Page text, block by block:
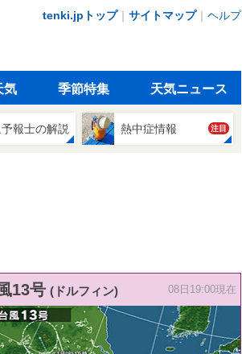
tenki.jpトップ｜ サイトマップ｜ ヘルプ
気 季節特集 天気ニュース
報士の解説 熱中症情報 注目
13号 (ドルフィン) 08日19:00現在